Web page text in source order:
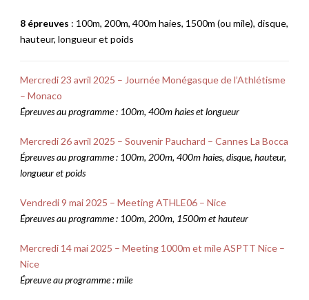
8 épreuves : 100m, 200m, 400m haies, 1500m (ou mile), disque,
hauteur, longueur et poids
Mercredi 23 avril 2025 – Journée Monégasque de l’Athlétisme
– Monaco
Épreuvesau programme : 100m, 400m haies et longueur
Mercredi 26 avril 2025 – Souvenir Pauchard – Cannes La Bocca
Épreuvesau programme : 100m, 200m, 400m haies, disque, hauteur,
longueur et poids
Vendredi 9 mai 2025 – Meeting ATHLE06 – Nice
Épreuvesau programme : 100m, 200m, 1500m et hauteur
Mercredi 14 mai 2025 – Meeting 1000m et mile ASPTT Nice –
Nice
Épreuveau programme : mile